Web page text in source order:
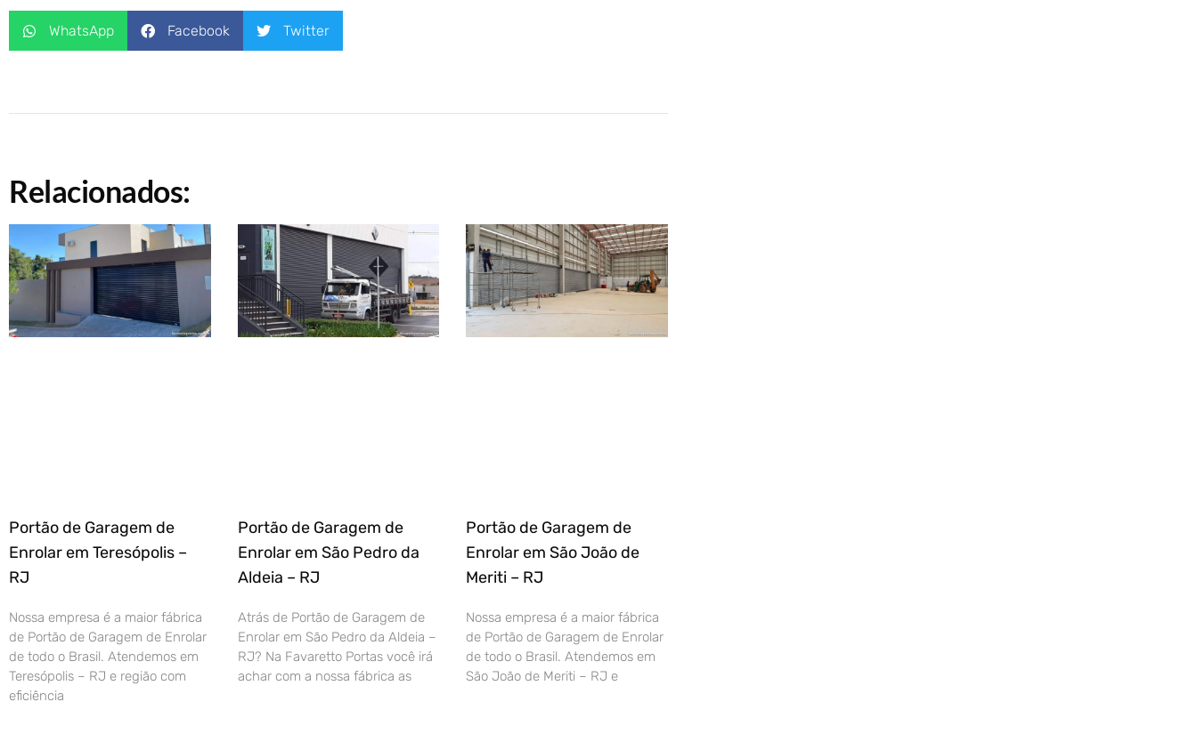
WhatsApp Facebook Twitter
Relacionados:
Portão de Garagem de
Enrolar em Teresópolis –
RJ
Nossa empresa é a maior fábrica
de Portão de Garagem de Enrolar
de todo o Brasil. Atendemos em
Teresópolis – RJ e região com
eficiência
Portão de Garagem de
Enrolar em São Pedro da
Aldeia – RJ
Atrás de Portão de Garagem de
Enrolar em São Pedro da Aldeia –
RJ? Na Favaretto Portas você irá
achar com a nossa fábrica as
Portão de Garagem de
Enrolar em São João de
Meriti – RJ
Nossa empresa é a maior fábrica
de Portão de Garagem de Enrolar
de todo o Brasil. Atendemos em
São João de Meriti – RJ e